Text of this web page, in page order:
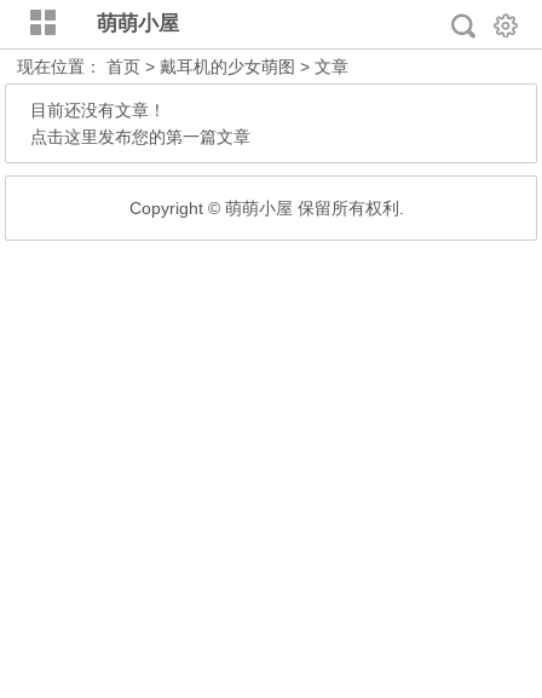
萌萌小屋
现在位置：首页 > 戴耳机的少女萌图 > 文章
目前还没有文章！
点击这里发布您的第一篇文章
Copyright © 萌萌小屋 保留所有权利.